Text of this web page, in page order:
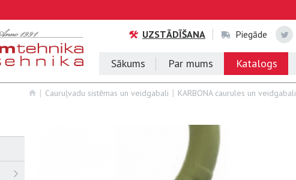
UZSTĀDĪŠANA Piegāde
Sākums Par mums Katalogs
Cauruļvadu sistēmas un veidgabali KARBONA caurules un veidgabali